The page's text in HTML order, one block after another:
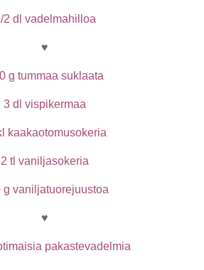
2 dl vadelmahilloa
♥
g tummaa suklaata
3 dl vispikermaa
kaakaotomusokeria
2 tl vaniljasokeria
g vaniljatuorejuustoa
♥
pakastevadelmia